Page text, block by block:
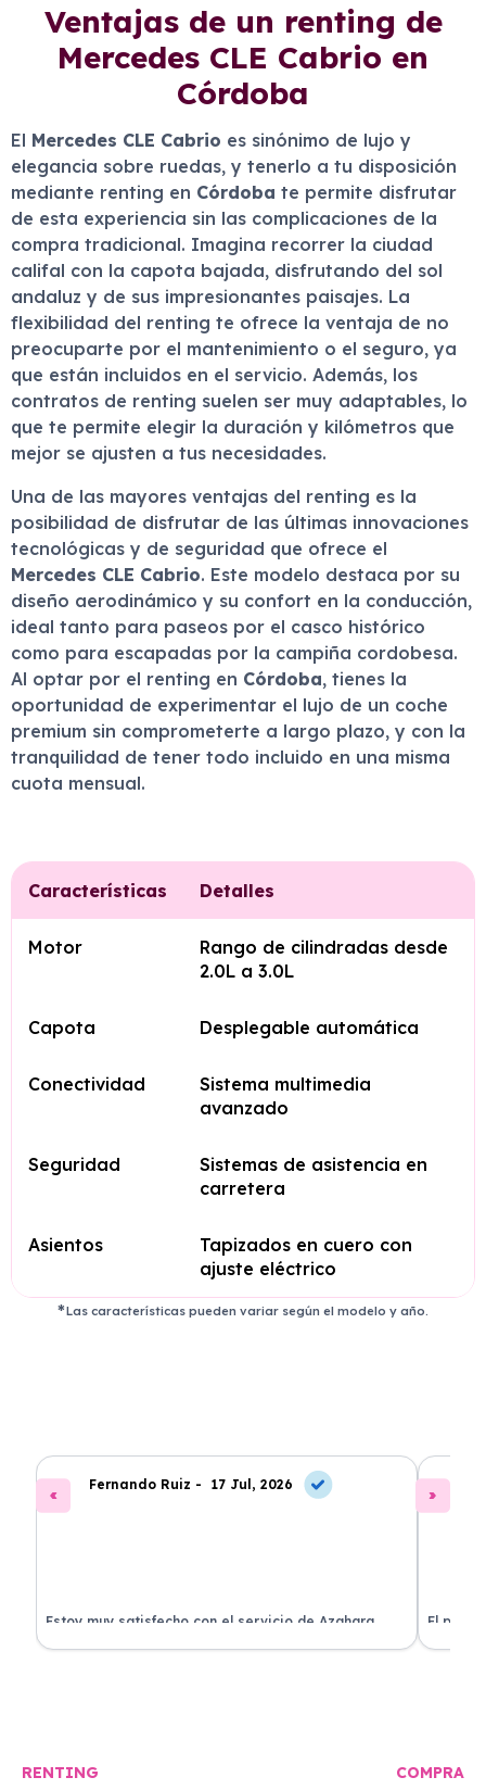
Ventajas de un renting de
Mercedes CLE Cabrio en
Córdoba
El Mercedes CLE Cabrio es sinónimo de lujo y
elegancia sobre ruedas, y tenerlo a tu disposición
mediante renting en Córdoba te permite disfrutar
de esta experiencia sin las complicaciones de la
compra tradicional. Imagina recorrer la ciudad
califal con la capota bajada, disfrutando del sol
andaluz y de sus impresionantes paisajes. La
flexibilidad del renting te ofrece la ventaja de no
preocuparte por el mantenimiento o el seguro, ya
que están incluidos en el servicio. Además, los
contratos de renting suelen ser muy adaptables, lo
que te permite elegir la duración y kilómetros que
mejor se ajusten a tus necesidades.
Una de las mayores ventajas del renting es la
posibilidad de disfrutar de las últimas innovaciones
tecnológicas y de seguridad que ofrece el
Mercedes CLE Cabrio. Este modelo destaca por su
diseño aerodinámico y su confort en la conducción,
ideal tanto para paseos por el casco histórico
como para escapadas por la campiña cordobesa.
Al optar por el renting en Córdoba, tienes la
oportunidad de experimentar el lujo de un coche
premium sin comprometerte a largo plazo, y con la
tranquilidad de tener todo incluido en una misma
cuota mensual.
Características Detalles
Motor
Rango de cilindradas desde
2.0L a 3.0L
Capota Desplegable automática
Conectividad
Sistema multimedia
avanzado
Seguridad
Sistemas de asistencia en
carretera
Asientos
Tapizados en cuero con
ajuste eléctrico
Las características pueden variar según el modelo y año.
Fernando Ruiz - 17 Jul, 2026
Estoy muy satisfecho con el servicio de Azahara
Renting. El coche está en perfectas condiciones y el
El
llegó
RENTING COMPRA